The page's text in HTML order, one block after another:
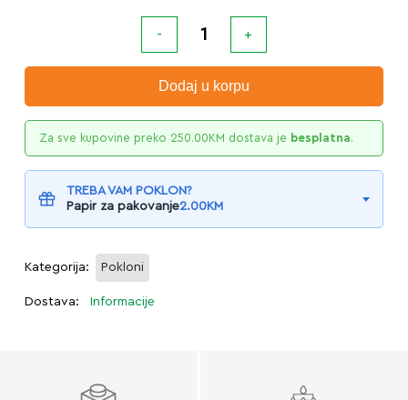
Dodaj u korpu
Za sve kupovine preko 250.00 KM dostava je besplatna.
TREBA VAM POKLON?
Papir za pakovanje2.00KM
Kategorija: Pokloni
Dostava: Informacije